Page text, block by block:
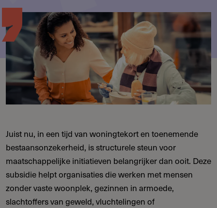
Juist nu, in een tijd van woningtekort en toenemende
bestaansonzekerheid, is structurele steun voor
maatschappelijke initiatieven belangrijker dan ooit. Deze
subsidie helpt organisaties die werken met mensen
zonder vaste woonplek, gezinnen in armoede,
slachtoffers van geweld, vluchtelingen of